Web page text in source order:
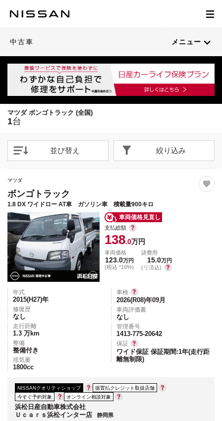
中古車 メニュー
マツダ ボンゴトラック (全国)
1台
並び替え 絞り込み
38
閉じる
マツダ
ボンゴトラック
1.8 DX ワイドロー AT車 ガソリン車 積載量900キロ
車両価格見直し
支払総額
138.0万円
車両価格
123.0万円
(税込 *10%)
諸費用
15.0万円
(リ済込)
年式
2015(H27)年
修復歴
なし
走行距離
1.3 万km
整備
整備付き
排気量
1800cc
車検
2026(R08)年09月
車両評価書
なし
管理番号
1413-775-20642
保証
ワイド保証 保証期間:1年(走行距
離無制限)
NISSANクオリティショップ
据置払クレジット取扱店舗
今すぐ予約対象
オンライン相談対象
浜松日産自動車株式会社
Ｕｃａｒｓ浜松インター店
静岡県